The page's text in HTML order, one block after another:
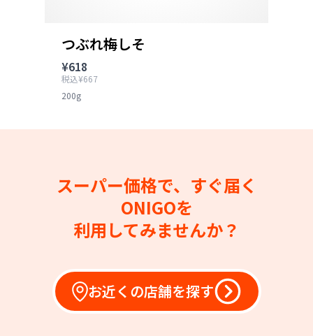
つぶれ梅しそ
¥618
税込¥667
200g
スーパー価格で、すぐ届く
ONIGOを
利用してみませんか？
お近くの店舗を探す